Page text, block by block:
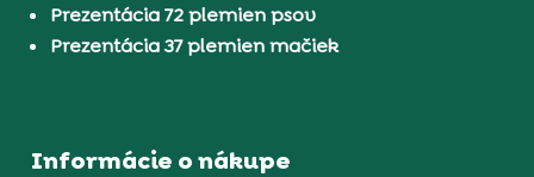
Prezentácia 72 plemien psov
Prezentácia 37 plemien mačiek
Informácie o nákupe